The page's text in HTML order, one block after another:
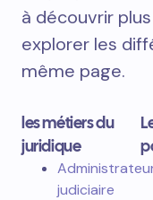
à découvrir
explorer les
même page.
les métiers du
juridique
judiciaire